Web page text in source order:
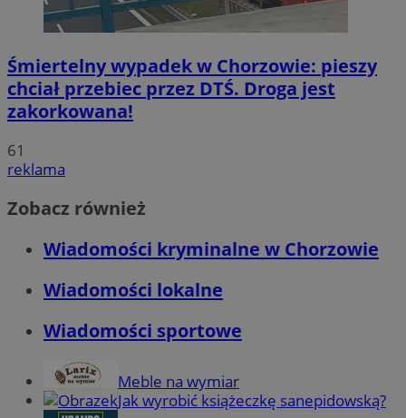
Śmiertelny wypadek w Chorzowie: pieszy
chciał przebiec przez DTŚ. Droga jest
zakorkowana!
61
reklama
Zobacz również
Wiadomości kryminalne w Chorzowie
Wiadomości lokalne
Wiadomości sportowe
Meble na wymiar
Jak wyrobić książeczkę sanepidowską?